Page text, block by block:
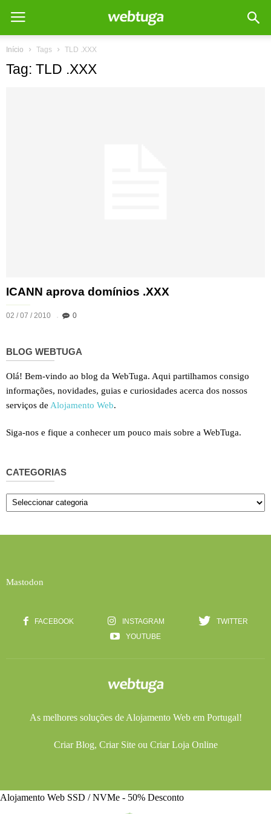
Início Tags TLD .XXX
Tag: TLD .XXX
ICANN aprova domínios .XXX
02 / 07 / 2010 0
BLOG WEBTUGA
Olá! Bem-vindo ao blog da WebTuga. Aqui partilhamos consigo
informações, novidades, guias e curiosidades acerca dos nossos
serviços de Alojamento Web.
Siga-nos e fique a conhecer um pouco mais sobre a WebTuga.
CATEGORIAS
Categorias
Mastodon
FACEBOOK INSTAGRAM
TWITTER
YOUTUBE
As melhores soluções de Alojamento Webem Portugal!
Criar Blog, Criar Siteou Criar Loja Online
Alojamento Web SSD / NVMe - 50% Desconto